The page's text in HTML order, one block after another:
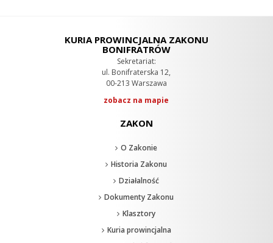
KURIA PROWINCJALNA ZAKONU
BONIFRATRÓW
Sekretariat:
ul. Bonifraterska 12,
00-213 Warszawa
zobacz na mapie
ZAKON
O Zakonie
Historia Zakonu
Działalność
Dokumenty Zakonu
Klasztory
Kuria prowincjalna